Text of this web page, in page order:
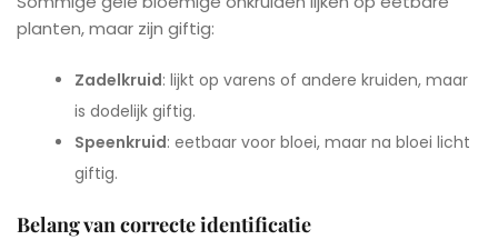
planten, maar zijn giftig:
Zadelkruid: lijkt op varens of andere kruiden, maar
is dodelijk giftig.
Speenkruid: eetbaar voor bloei, maar na bloei licht
giftig.
Belang van correcte identificatie